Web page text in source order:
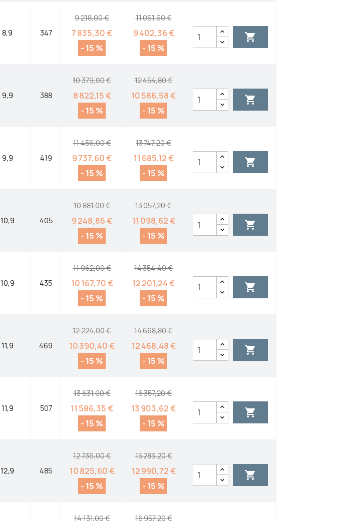
8,9 347
9 218,00 €
7 835,30 €
- 15 %
11 061,60 €
9 402,36 €
- 15 %

9,9 388
10 379,00 €
8 822,15 €
- 15 %
12 454,80 €
10 586,58 €
- 15 %

9,9 419
11 456,00 €
9 737,60 €
- 15 %
13 747,20 €
11 685,12 €
- 15 %

10,9 405
10 881,00 €
9 248,85 €
- 15 %
13 057,20 €
11 098,62 €
- 15 %

10,9 435
11 962,00 €
10 167,70 €
- 15 %
14 354,40 €
12 201,24 €
- 15 %

11,9 469
12 224,00 €
10 390,40 €
- 15 %
14 668,80 €
12 468,48 €
- 15 %

11,9 507
13 631,00 €
11 586,35 €
- 15 %
16 357,20 €
13 903,62 €
- 15 %

12,9 485
12 736,00 €
10 825,60 €
- 15 %
15 283,20 €
12 990,72 €
- 15 %

14 131,00 € 16 957,20 €